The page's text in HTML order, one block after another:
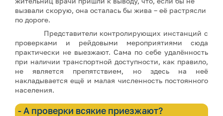
вызвали скорую, она осталась бы жива – её растрясли
по дороге.
Представители контролирующих инстанций с
проверками и рейдовыми мероприятиями сюда
практически не выезжают. Сама по себе удалённость
при наличии транспортной доступности, как правило,
не является препятствием, но здесь на неё
накладывается ещё и малая численность постоянного
населения.
- А проверки всякие приезжают?